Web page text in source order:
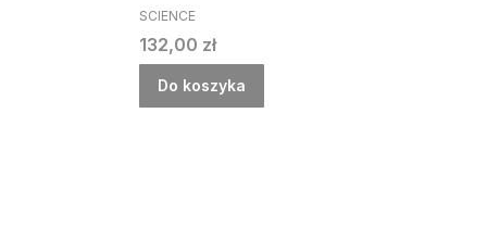
PRODUCENT
SCIENCE
Cena
132,00 zł
Do koszyka